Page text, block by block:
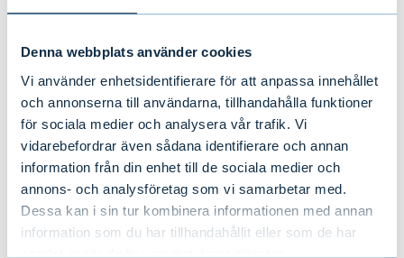
Denna webbplats använder cookies
Vi använder enhetsidentifierare för att anpassa innehållet
och annonserna till användarna, tillhandahålla funktioner
för sociala medier och analysera vår trafik. Vi
vidarebefordrar även sådana identifierare och annan
information från din enhet till de sociala medier och
annons- och analysföretag som vi samarbetar med.
Dessa kan i sin tur kombinera informationen med annan
information som du har tillhandahållit eller som de har
samlat in när du har använt deras tjänster.
Detta kan också
intressera dig